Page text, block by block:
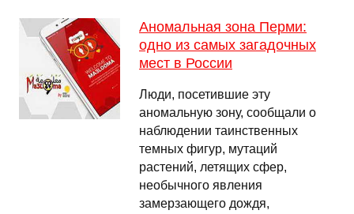
Аномальная зона Перми:
одно из самых загадочных
мест в России
Люди, посетившие эту
аномальную зону, сообщали о
наблюдении таинственных
темных фигур, мутаций
растений, летящих сфер,
необычного явления
замерзающего дождя,